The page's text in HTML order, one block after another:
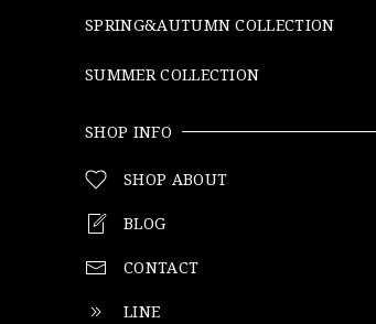
SPRING&AUTUMN COLLECTION
SUMMER COLLECTION
SHOP INFO
SHOP ABOUT
BLOG
CONTACT
LINE